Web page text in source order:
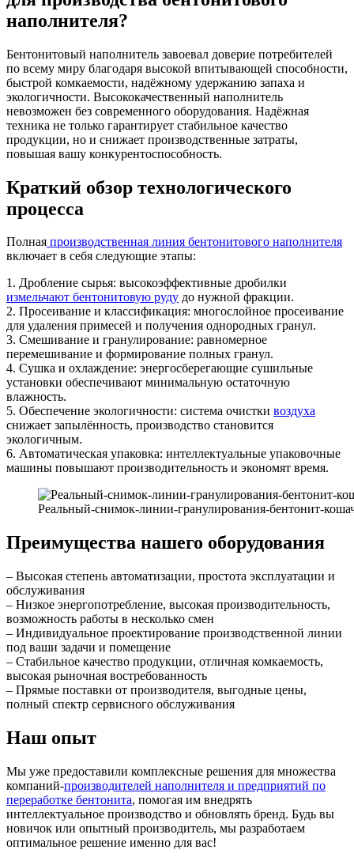
наполнителя?
Бентонитовый наполнитель завоевал доверие потребителей
по всему миру благодаря высокой впитывающей способности,
быстрой комкаемости, надёжному удержанию запаха и
экологичности. Высококачественный наполнитель
невозможен без современного оборудования. Надёжная
техника не только гарантирует стабильное качество
продукции, но и снижает производственные затраты,
повышая вашу конкурентоспособность.
Краткий обзор технологического
процесса
Полная производственная линия бентонитового наполнителя
включает в себя следующие этапы:
1. Дробление сырья: высокоэффективные дробилки
измельчают бентонитовую руду до нужной фракции.
2. Просеивание и классификация: многослойное просеивание
для удаления примесей и получения однородных гранул.
3. Смешивание и гранулирование: равномерное
перемешивание и формирование полных гранул.
4. Сушка и охлаждение: энергосберегающие сушильные
установки обеспечивают минимальную остаточную
влажность.
5. Обеспечение экологичности: система очистки воздуха
снижает запылённость, производство становится
экологичным.
6. Автоматическая упаковка: интеллектуальные упаковочные
машины повышают производительность и экономят время.
Реальный-снимок-линии-гранулирования-бентонит-
Преимущества нашего оборудования
– Высокая степень автоматизации, простота эксплуатации и
обслуживания
– Низкое энергопотребление, высокая производительность,
возможность работы в несколько смен
– Индивидуальное проектирование производственной линии
под ваши задачи и помещение
– Стабильное качество продукции, отличная комкаемость,
высокая рыночная востребованность
– Прямые поставки от производителя, выгодные цены,
полный спектр сервисного обслуживания
Наш опыт
Мы уже предоставили комплексные решения для множества
компаний-производителей наполнителя и предприятий по
переработке бентонита, помогая им внедрять
интеллектуальное производство и обновлять бренд. Будь вы
новичок или опытный производитель, мы разработаем
оптимальное решение именно для вас!